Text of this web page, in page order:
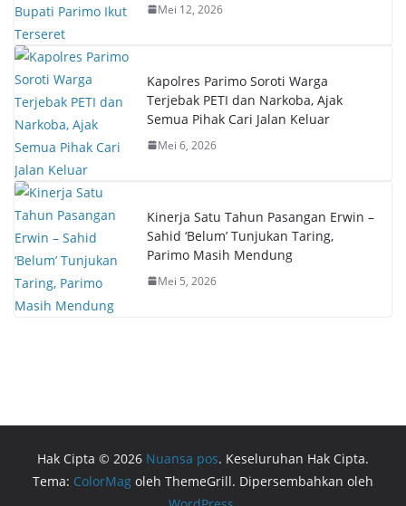
Mei 12, 2026
Kapolres Parimo Soroti Warga
Terjebak PETI dan Narkoba, Ajak
Semua Pihak Cari Jalan Keluar
Mei 6, 2026
Kinerja Satu Tahun Pasangan Erwin –
Sahid ‘Belum’ Tunjukan Taring,
Parimo Masih Mendung
Mei 5, 2026
Hak Cipta © 2026 Nuansa pos. Keseluruhan Hak Cipta.
Tema: ColorMag oleh ThemeGrill. Dipersembahkan oleh